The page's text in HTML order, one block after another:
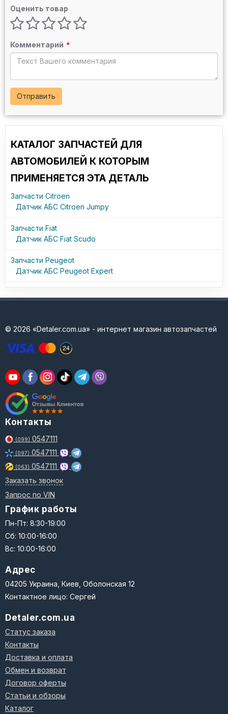
Оценить товар
Комментарий *
Отправить
КАТАЛОГ ЗАПЧАСТЕЙ ДЛЯ
АВТОМОБИЛЕЙ К КОТОРЫМ
ПРИМЕНЯЕТСЯ ЭТА ДЕТАЛЬ
Запчасти Citroen
Датчик АБС Citroen Jumpy
Запчасти Fiat
Датчик АБС Fiat Scudo
Запчасти Peugeot
Датчик АБС Peugeot Expert
© 2026 «Detaler.com.ua» - интернет магазин автозапчастей
Контакты
(099) 0547111
(097) 0547111
(063) 0547111
Заказать звонок
Запрос по VIN
График работы
Пн-Пт: 8:30-19:00
Сб: 10:00-16:00
Вс: 10:00-16:00
Адрес
04205 Украина, Киев, Оболонская 12
Контактное лицо: Сергей
Detaler.com.ua
Статус заказа
Контакты
Доставка и оплата
Обмен и возврат
Договор оферты
Статьи и обзоры
Каталог